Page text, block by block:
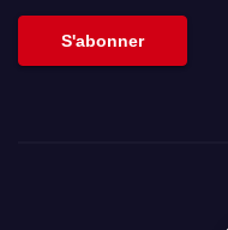
S'abonner